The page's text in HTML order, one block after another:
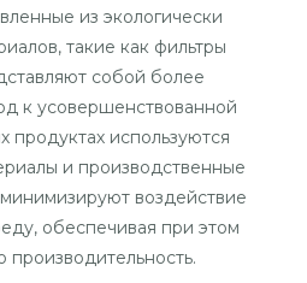
из экологически
такие как фильтры
собой более
к усовершенствованной
продуктах используются
и производственные
воздействие
обеспечивая при этом
производительность.